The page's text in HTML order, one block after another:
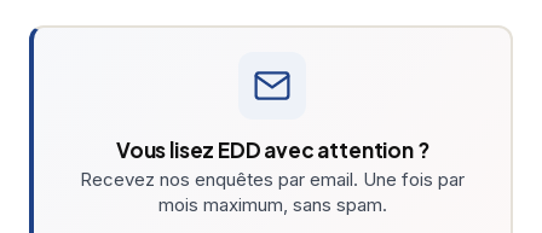
Vous lisez EDD avec attention ?
Recevez nos enquêtes par email. Une fois par
mois maximum, sans spam.